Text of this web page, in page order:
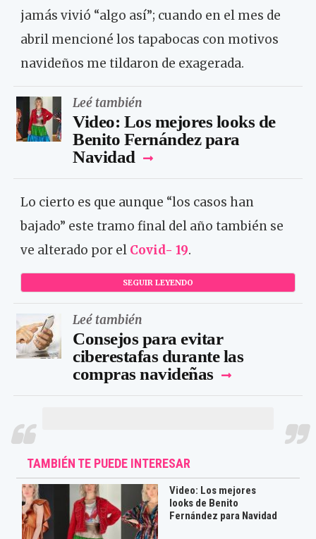
jamás vivió “algo así”; cuando en el mes de
abril mencioné los tapabocas con motivos
navideños me tildaron de exagerada.
Leé también
Video: Los mejores looks de
Benito Fernández para
Navidad
Lo cierto es que aunque “los casos han
bajado” este tramo final del año también se
ve alterado por el Covid- 19.
SEGUIR LEYENDO
Leé también
Consejos para evitar
ciberestafas durante las
compras navideñas
TAMBIÉN TE PUEDE INTERESAR
Video: Los mejores
looks de Benito
Fernández para Navidad